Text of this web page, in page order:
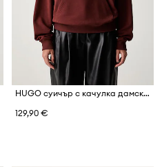
HUGO суичър с качулка дамски от памук Delfinia
129,90 €